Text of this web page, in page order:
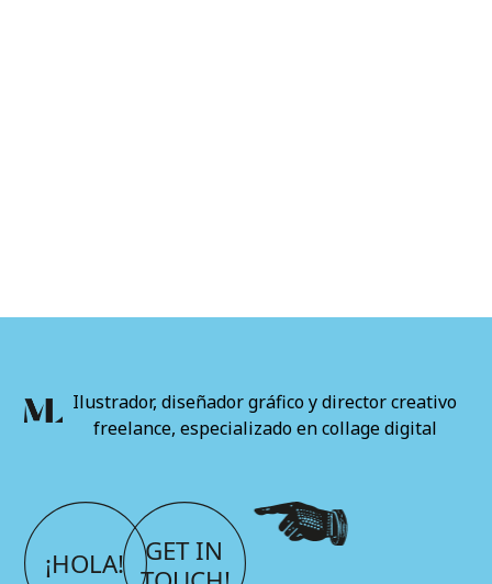
Ilustrador, diseñador gráfico y director creativo
freelance, especializado en collage digital